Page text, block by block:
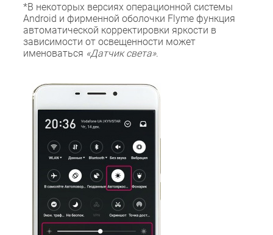
*В некоторых версиях операционной системы
Android и фирменной оболочки Flyme функция
автоматической корректировки яркости в
зависимости от освещенности может
именоваться «Датчик света».